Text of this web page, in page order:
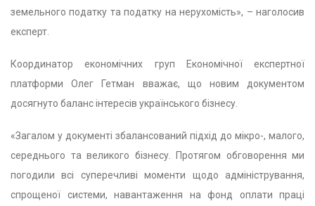
земельного податку та податку на нерухомість», – наголосив
експерт.
Координатор економічних груп Економічної експертної
платформи Олег Гетман вважає, що новим документом
досягнуто баланс інтересів українського бізнесу.
«Загалом у документі збалансований підхід до мікро-, малого,
середнього та великого бізнесу. Протягом обговорення ми
погодили всі суперечливі моменти щодо адміністрування,
спрощеної системи, навантаження на фонд оплати праці